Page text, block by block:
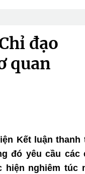
đạo
quan
Kết luận thanh
đó yêu cầu các
hiện nghiêm túc